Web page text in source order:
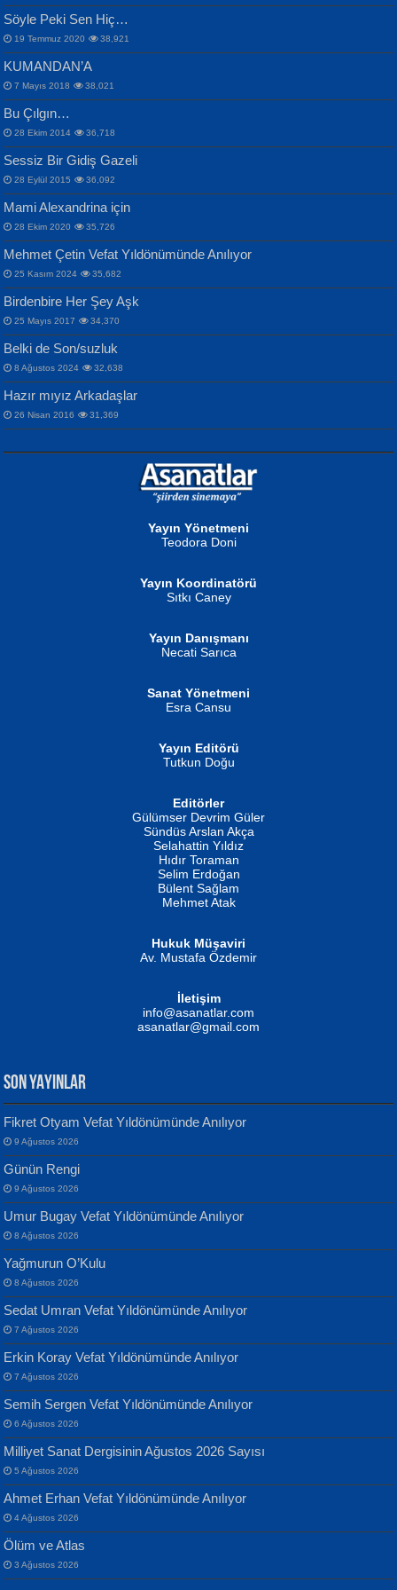
İPEK ACAR SERT
Gazze’nin Şecaati, Ümmetin İmtihanı...
MAHMUT GÜRBÜZ
İbrahim Olmak ve Bitirebilmek...
NURAN KÖSE BAYDAR
İSMAİL OKUTAN
Erkeklerin Kahrolması Ne Demektir
MUSTAFA KELOĞLU
Yarına İz Bırakmak...
ATİLLA ÖZEN
Sultan Olmadan Önce Eyüp...
EKREM KARABABA
Mescid-i Aksâ Üstüne Ay!...
Selahattin Yıldız
İdrakimle Üşürken...
Songül Özel
Mahzen...
Ben Deniz Değilim ki...
Evvel Zaman Tanrıçası...
Yılmaz Ekinci
Geceye Söylenen...
Banu Sancak
Defterimden İçeri...
İsmail Aydos
İnkisar...
ERDEM BAYAZIT
Sana, Bana, Vatanıma, Ülkemin
İnsanlarına Dair...
NAZIM HİKMET RAN
Bir Cezaevinde, Tecritteki Adamın
Mektupları...
Söyle Peki Sen Hiç…
19 Temmuz 2020 38,921
KUMANDAN’A
7 Mayıs 2018 38,021
Bu Çılgın…
28 Ekim 2014 36,718
Sessiz Bir Gidiş Gazeli
28 Eylül 2015 36,092
Mami Alexandrina için
28 Ekim 2020 35,726
Mehmet Çetin Vefat Yıldönümünde Anılıyor
25 Kasım 2024 35,682
Birdenbire Her Şey Aşk
25 Mayıs 2017 34,370
Belki de Son/suzluk
8 Ağustos 2024 32,638
Hazır mıyız Arkadaşlar
26 Nisan 2016 31,369
Yayın Yönetmeni
Teodora Doni
Yayın Koordinatörü
Sıtkı Caney
Yayın Danışmanı
Necati Sarıca
Sanat Yönetmeni
Esra Cansu
Yayın Editörü
Tutkun Doğu
Editörler
Gülümser Devrim Güler
Sündüs Arslan Akça
Selahattin Yıldız
Hıdır Toraman
Selim Erdoğan
Bülent Sağlam
Mehmet Atak
Hukuk Müşaviri
Av. Mustafa Özdemir
İletişim
info@asanatlar.com
asanatlar@gmail.com
SON YAYINLAR
Fikret Otyam Vefat Yıldönümünde Anılıyor
9 Ağustos 2026
Günün Rengi
9 Ağustos 2026
Umur Bugay Vefat Yıldönümünde Anılıyor
8 Ağustos 2026
Yağmurun O’Kulu
8 Ağustos 2026
Sedat Umran Vefat Yıldönümünde Anılıyor
7 Ağustos 2026
Erkin Koray Vefat Yıldönümünde Anılıyor
7 Ağustos 2026
Semih Sergen Vefat Yıldönümünde Anılıyor
6 Ağustos 2026
Milliyet Sanat Dergisinin Ağustos 2026 Sayısı
5 Ağustos 2026
Ahmet Erhan Vefat Yıldönümünde Anılıyor
4 Ağustos 2026
Ölüm ve Atlas
3 Ağustos 2026